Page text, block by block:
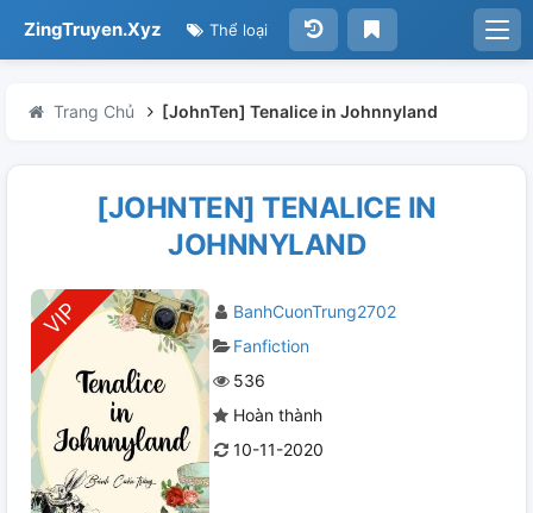
ZingTruyen.Xyz Thể loại
Trang Chủ [JohnTen] Tenalice in Johnnyland
[JOHNTEN] TENALICE IN
JOHNNYLAND
BanhCuonTrung2702
Fanfiction
536
Hoàn thành
10-11-2020